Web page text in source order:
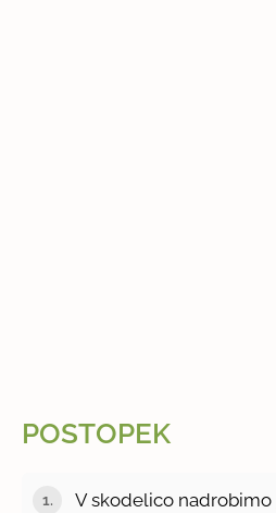
POSTOPEK
V skodelico nadrobimo